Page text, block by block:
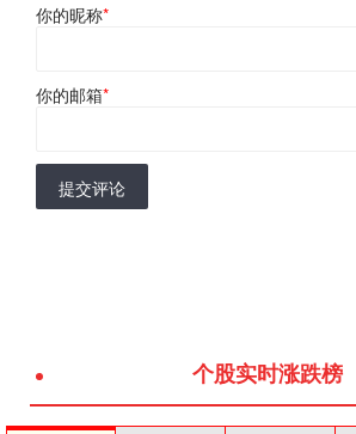
你的昵称*
你的邮箱*
提交评论
个股实时涨跌榜